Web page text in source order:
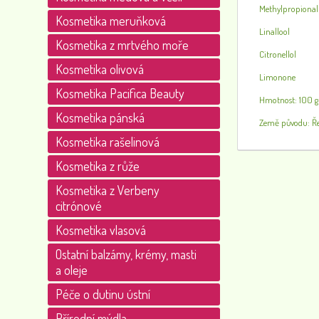
Kosmetika meruňková
Kosmetika z mrtvého moře
Kosmetika olivová
Kosmetika Pacifica Beauty
Kosmetika pánská
Kosmetika rašelinová
Kosmetika z růže
Kosmetika z Verbeny
citrónové
Kosmetika vlasová
Ostatní balzámy, krémy, masti
a oleje
Péče o dutinu ústní
Methylpropional
Linallool
Citronellol
Limonone
Hmotnost: 100 g
Země původu: